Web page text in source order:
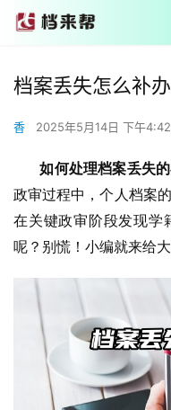
档案丢失怎么补
香 2025年5月14日 下午4:42
如何处理档案丢失的
政审过程中，个人档案
在关键政审阶段发现学
呢？别慌！小编就来给